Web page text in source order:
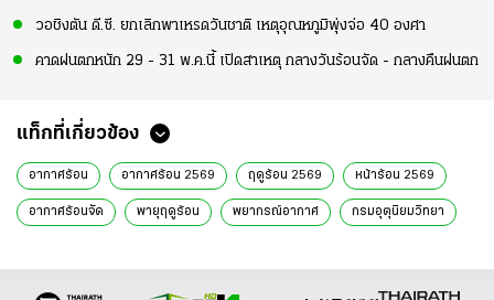
วอชิงตัน ดี.ซี. ยกเลิกพาเหรดวันชาติ เหตุอุณหภูมิพุ่งจ่อ 40 องศา
คาดฝนตกหนัก 29 - 31 พ.ค.นี้ เปิดสาเหตุ กลางวันร้อนจัด - กลางคืนฝนตก
แท็กที่เกี่ยวข้อง
อากาศร้อน อากาศร้อน 2569 ฤดูร้อน 2569 หน้าร้อน 2569
อากาศร้อนจัด พายุฤดูร้อน พยากรณ์อากาศ กรมอุตุนิยมวิทยา